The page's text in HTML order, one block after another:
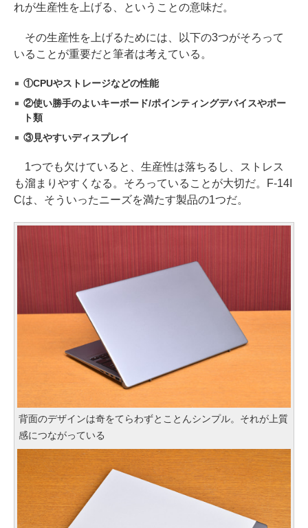
れが生産性を上げる、ということの意味だ。
その生産性を上げるためには、以下の3つがそろって
いることが重要だと筆者は考えている。
①CPUやストレージなどの性能
②使い勝手のよいキーボード/ポインティングデバイスやポー
ト類
③見やすいディスプレイ
1つでも欠けていると、生産性は落ちるし、ストレス
も溜まりやすくなる。そろっていることが大切だ。F-14I
Cは、そういったニーズを満たす製品の1つだ。
背面のデザインは奇をてらわずとことんシンプル。それが上質
感につながっている